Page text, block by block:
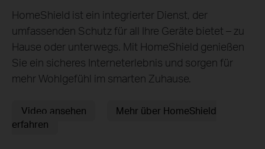
HomeShield ist ein integrierter Dienst, der
umfassenden Schutz für all Ihre Geräte bietet – zu
Hause oder unterwegs. Mit HomeShield genießen
Sie ein sicheres Interneterlebnis und sorgen für
mehr Wohlgefühl im smarten Zuhause.
Video ansehen
Mehr über HomeShield
erfahren